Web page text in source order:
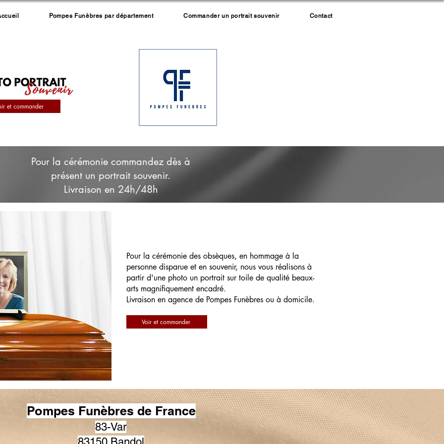
Pompes Funèbres par département Commander un portrait souvenir Contact
et commander
Pour la cérémonie commandez dès à
présent un portrait souvenir.
Livraison en 24h/48h
Pour la cérémonie des obsèques, en hommage à la
personne disparue et en souvenir, nous vous réalisons à
partir d'une photo un portrait sur toile de qualité beaux-
arts magnifiquement encadré.
Livraison en agence de Pompes Funèbres ou à domicile.
Voir et commander
Pompes Funèbres de France
83-Var